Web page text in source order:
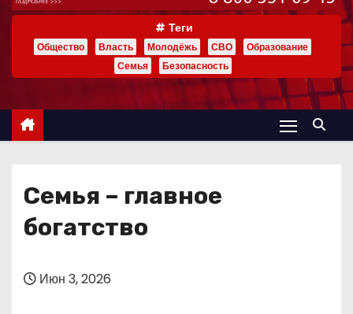
ж
Теги
Общество Власть Молодёжь СВО
Образование
Семья
Безопасность
Семья – главное
богатство
Июн 3, 2026